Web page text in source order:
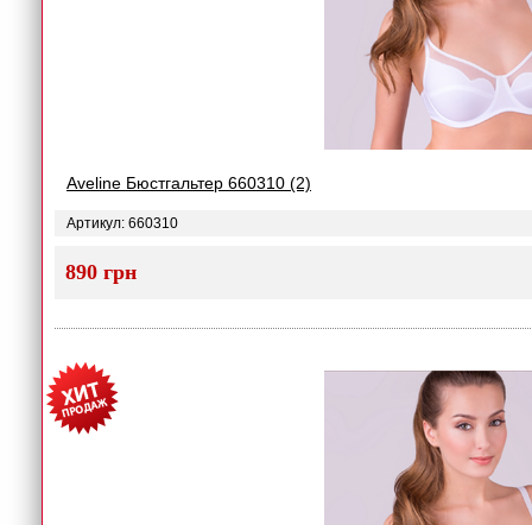
Aveline Бюстгальтер 660310 (2)
Артикул: 660310
890 грн